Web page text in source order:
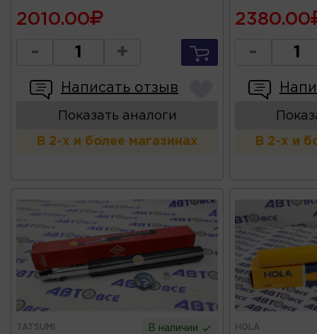
2010.00
- +
Написать отзыв
Показать аналоги
В 2-х и более магазинах
2380.00
-
В 2-х и
TATSUMI В наличии HOLA